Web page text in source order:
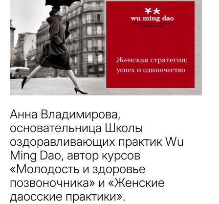
Анна Владимирова,
основательница Школы
оздоравливающих практик Wu
Ming Dao, автор курсов
«Молодость и здоровье
позвоночника» и «Женские
даосские практики».